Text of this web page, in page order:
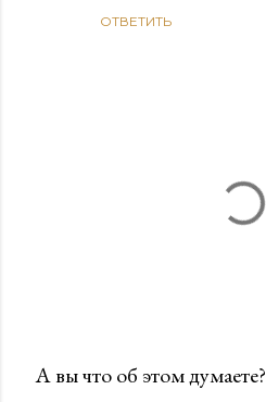
ОТВЕТИТЬ
А вы что об этом думаете?